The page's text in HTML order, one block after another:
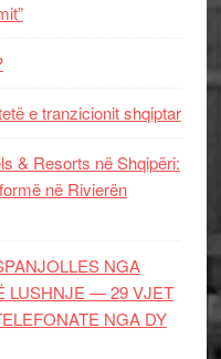
e tranzicionit shqiptar
& Resorts në Shqipëri:
në Rivierën
NGA
LUSHNJE — 29 VJET
NGA DY